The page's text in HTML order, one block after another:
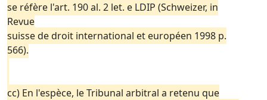
se réfère l'art. 190 al. 2 let. e LDIP (Schweizer, in
Revue
suisse de droit international et européen 1998 p.
566).
cc) En l'espèce, le Tribunal arbitral a retenu que